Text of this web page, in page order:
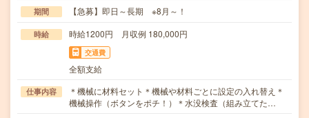
期間 【急募】即日～長期 ※8月～！
時給 時給1200円 月収例 180,000円
交通費
全額支給
仕事内容
＊機械に材料セット＊機械や材料ごとに設定の入れ替え＊
機械操作（ボタンをポチ！）＊水没検査（組み立てた…